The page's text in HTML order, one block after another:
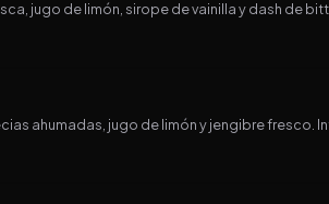
jugo de limón, sirope de vainilla y dash de
ahumadas, jugo de limón y jengibre fresco.